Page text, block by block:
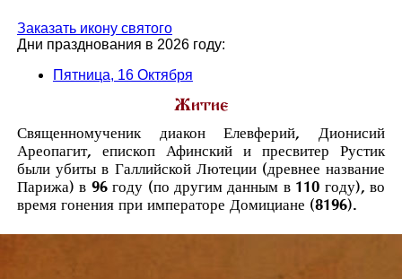
Заказать икону святого
Дни празднования в 2026 году:
Пятница, 16 Октября
Житие
Священномученик диакон Елевферий, Дионисий
Ареопагит, епископ Афинский и пресвитер Рустик
были убиты в Галлийской Лютеции (древнее название
Парижа) в 96 году (по другим данным в 110 году), во
время гонения при императоре Домициане (8196).